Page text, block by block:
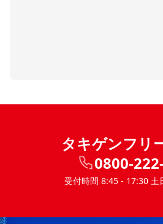
タキゲンフリ
0800-
受付時間 8:45 - 17:30 土